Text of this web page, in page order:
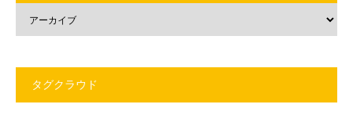
タグクラウド